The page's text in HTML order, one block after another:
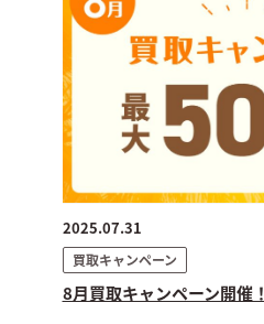
2025.07.31
買取キャンペーン
8月買取キャンペーン開催！